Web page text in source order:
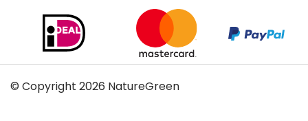
© Copyright 2026 NatureGreen